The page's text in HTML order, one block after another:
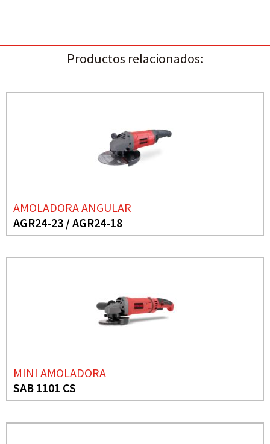
Productos relacionados:
AMOLADORA ANGULAR
AGR24-23 / AGR24-18
MINI AMOLADORA
SAB 1101 CS